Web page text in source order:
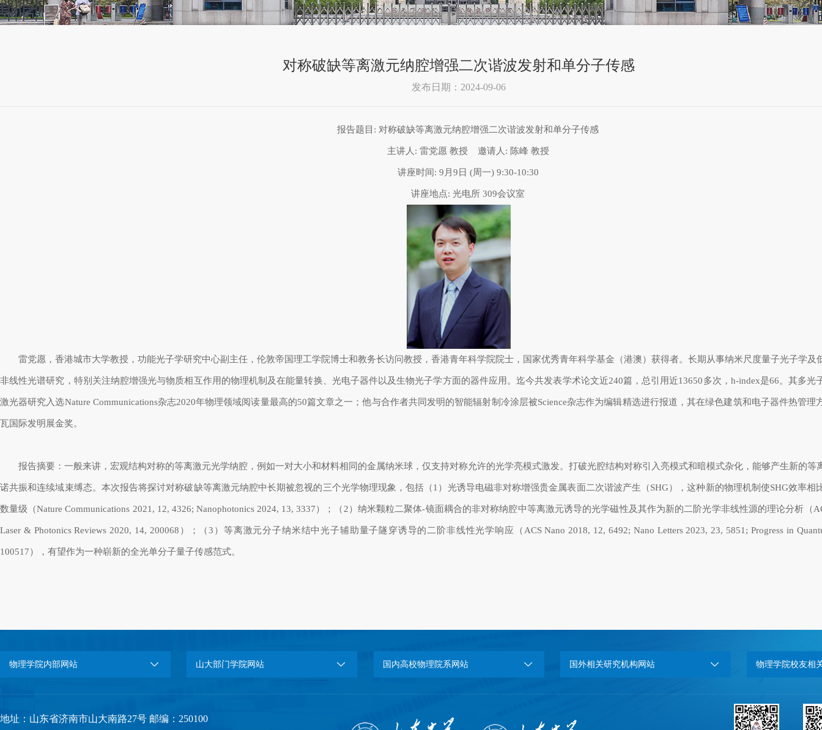
对称破缺等离激元纳腔增强二次谐波发射和单分子传感
发布日期：2024-09-06
报告题目 : 对称破缺等离激元纳腔增强二次谐波发射和单分子传感
主讲人: 雷党愿 教授 邀请人: 陈峰 教授
讲座时间: 9月 9 日 (周一) 9:30-10:30
讲座地点: 光电所 309会议室
雷党愿，香港城市大学教授，功能光子学研究中心副主任，伦敦帝国理工学院博士和教务长访问教授，香港青年科学院院士，国家优秀青年科学基金（港澳）获得者。长期从事纳米尺度量子光子学及
非线性光谱研究，特别关注纳腔增强光与物质相互作用的物理机制及在能量转换、光电子器件以及生物光子学方面的器件应用。迄今共发表学术论文近240篇，总引用近13650多次， h-index是66。其多光
激光器研究入选Nature Communications杂志2020年物理领域阅读量最高的50篇文章之一；他与合作者共同发明的智能辐射制冷涂层被Science杂志作为编辑精选进行报道，其在绿色建筑和电子器件热管理
瓦国际发明展金奖。
报告摘要：一般来讲，宏观结构对称的等离激元光学纳腔，例如一对大小和材料相同的金属纳米球，仅支持对称允许的光学亮模式激发。打破光腔结构对称引入亮模式和暗模式杂化，能够产生新的等
诺共振和连续域束缚态。本次报告将探讨对称破缺等离激元纳腔中长期被忽视的三个光学物理现象，包括（1）光诱导电磁非对称增强贵金属表面二次谐波产生（SHG），这种新的物理机制使SHG效率相
数量级（Nature Communications 2021, 12, 4326; Nanophotonics 2024, 13, 3337）；（2）纳米颗粒二聚体-镜面耦合的非对称纳腔中等离激元诱导的光学磁性及其作为新的二阶光学非线性源的理论分析（
Laser & Photonics Reviews 2020, 14, 200068 ）；（3 ）等离激元分子纳米结中光子辅助量子隧穿诱导的二阶非线性光学响应（ACS Nano 2018, 12, 6492; Nano Letters 2023, 23, 5851; Progress in
100517），有望作为一种崭新的全光单分子量子传感范式。
物理学院内部网站 山大部门学院网站 国内高校物理院系网站 国外相关研究机构网站 物理学院校友相
地址：山东省济南市山大南路27号 邮编：250100